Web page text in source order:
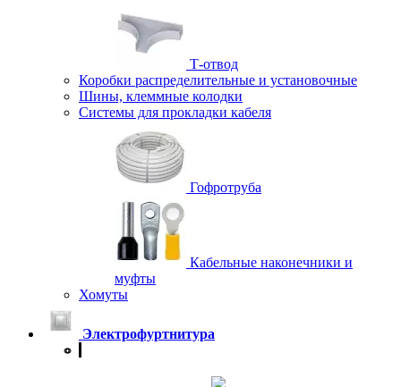
Т-отвод
Коробки распределительные и установочные
Шины, клеммные колодки
Системы для прокладки кабеля
Гофротруба
Кабельные наконечники и
муфты
Хомуты
Электрофуртнитура